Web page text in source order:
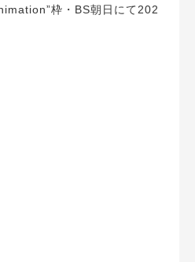
枠・BS朝日にて202